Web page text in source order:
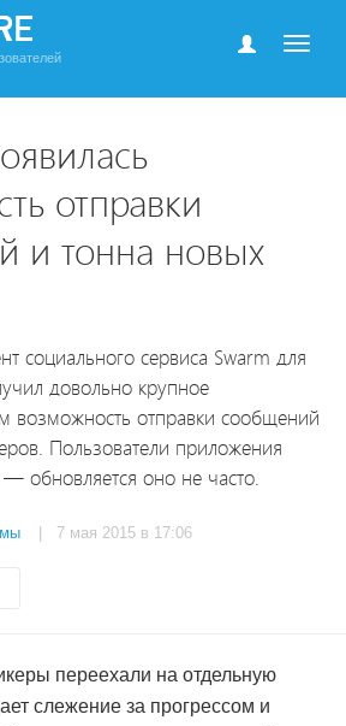
отправки
и тонна новых
социального сервиса Swarm для
довольно крупное
возможность отправки сообщений
Пользователи приложения
обновляется оно не часто.
| 7 мая 2015 в 17:06
переехали на отдельную
слежение за прогрессом и